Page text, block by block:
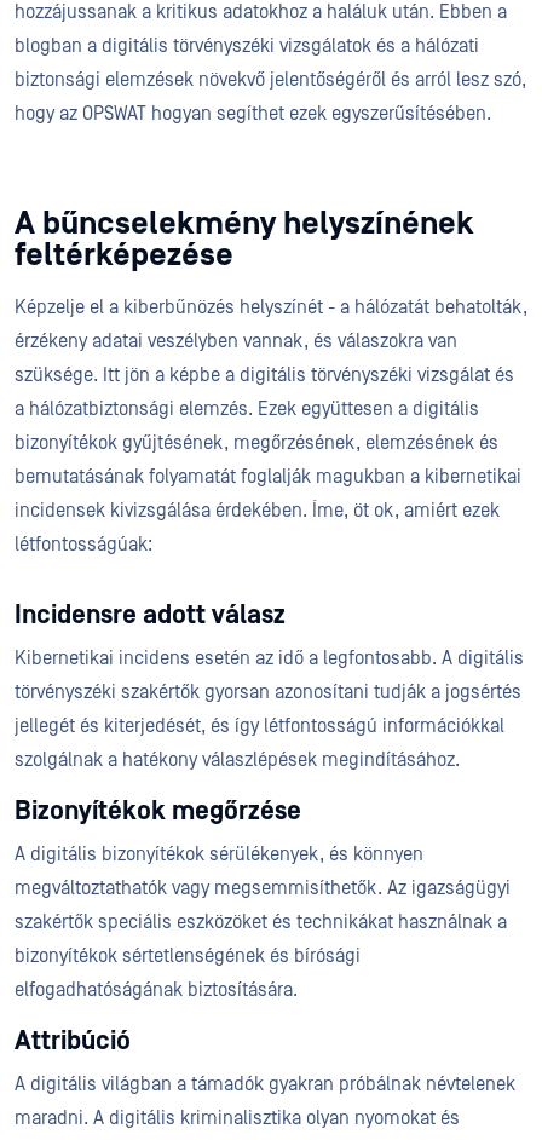
hozzájussanak a kritikus adatokhoz a haláluk után. Ebben a
blogban a digitális törvényszéki vizsgálatok és a hálózati
biztonsági elemzések növekvő jelentőségéről és arról lesz szó,
hogy az OPSWAT hogyan segíthet ezek egyszerűsítésében.
A bűncselekmény helyszínének
feltérképezése
Képzelje el a kiberbűnözés helyszínét - a hálózatát behatolták,
érzékeny adatai veszélyben vannak, és válaszokra van
szüksége. Itt jön a képbe a digitális törvényszéki vizsgálat és
a hálózatbiztonsági elemzés. Ezek együttesen a digitális
bizonyítékok gyűjtésének, megőrzésének, elemzésének és
bemutatásának folyamatát foglalják magukban a kibernetikai
incidensek kivizsgálása érdekében. Íme, öt ok, amiért ezek
létfontosságúak:
Incidensre adott válasz
Kibernetikai incidens esetén az idő a legfontosabb. A digitális
törvényszéki szakértők gyorsan azonosítani tudják a jogsértés
jellegét és kiterjedését, és így létfontosságú információkkal
szolgálnak a hatékony válaszlépések megindításához.
Bizonyítékok megőrzése
A digitális bizonyítékok sérülékenyek, és könnyen
megváltoztathatók vagy megsemmisíthetők. Az igazságügyi
szakértők speciális eszközöket és technikákat használnak a
bizonyítékok sértetlenségének és bírósági
elfogadhatóságának biztosítására.
Attribúció
A digitális világban a támadók gyakran próbálnak névtelenek
maradni. A digitális kriminalisztika olyan nyomokat és